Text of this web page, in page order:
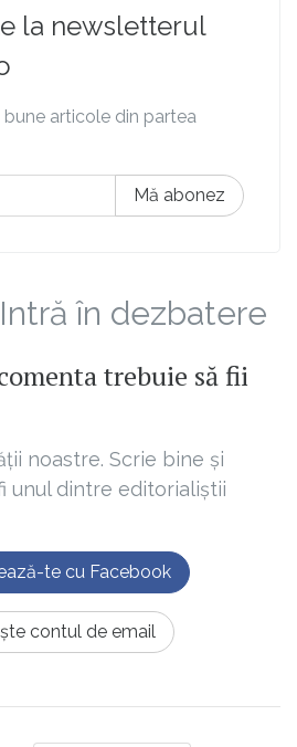
la newsletterul
bune articole din partea
Mă abonez
în dezbatere
trebuie să fii
noastre. Scrie bine și
unul dintre editorialiștii
te cu Facebook
contul de email